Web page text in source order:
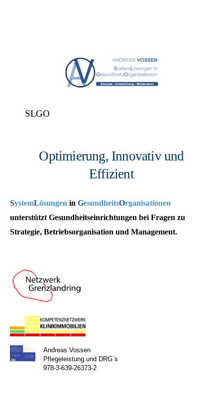
SLGO
Optimierung, Innovativ und
Effizient
SystemLösungen in GesundheitsOrganisationen
unterstützt Gesundheitseinrichtungen bei Fragen zu
Strategie, Betriebsorganisation und Management.
Andreas Vossen
Pflegeleistung und DRG`s
978-3-639-26373-2